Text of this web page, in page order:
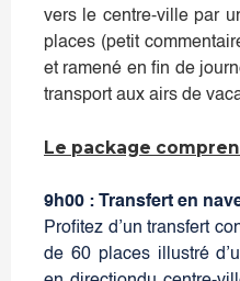
vers le centre-ville par
places (petit
et ramené en fin de
transport aux airs de
Le package
9h00 : Transfert en
Profitez d’un transfert
de 60 places illustré